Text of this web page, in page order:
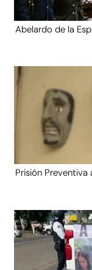
Abelardo de la
Prisión Preventiva